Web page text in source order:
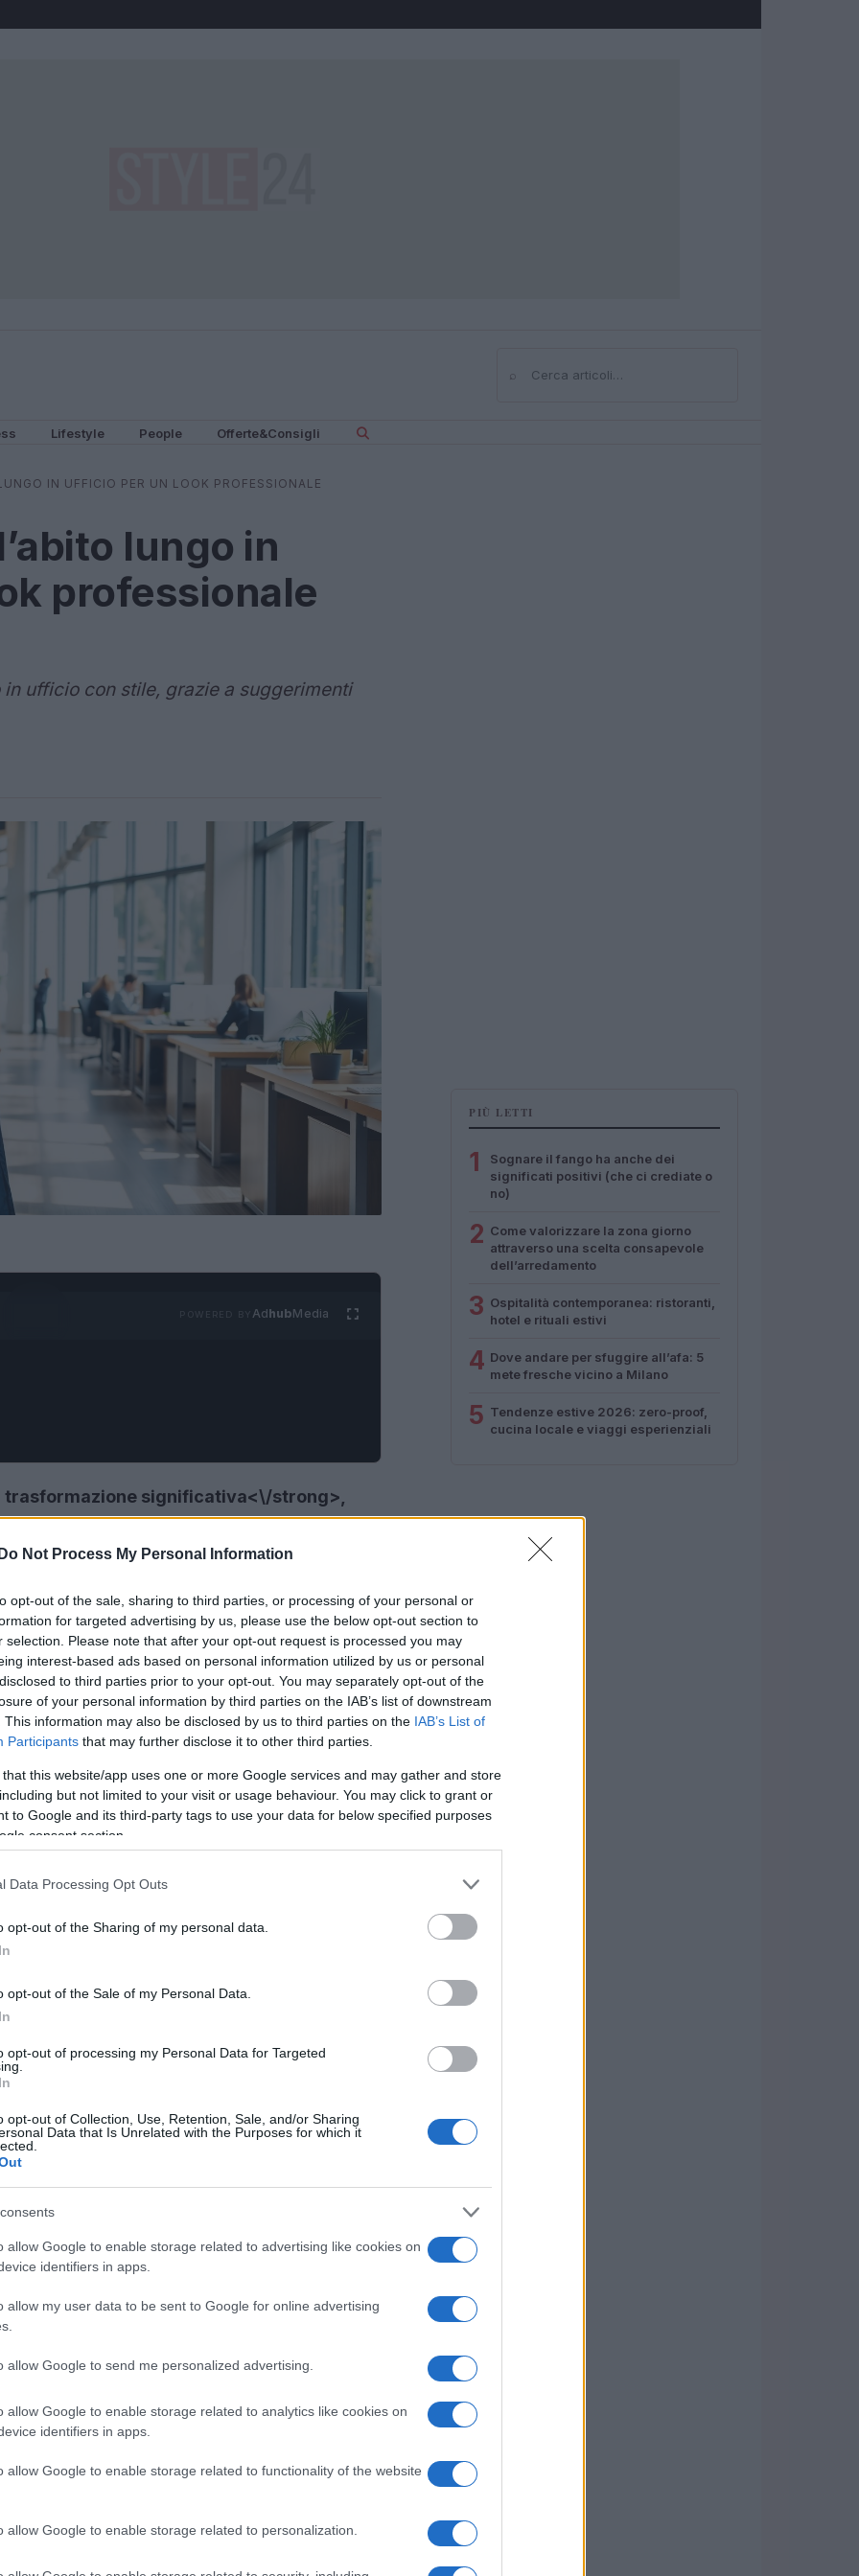
Do Not Process My Personal Information
opt-out of the sale, sharing to third parties, or processing of your personal or
for targeted advertising by us, please use the below opt-out section to
selection. Please note that after your opt-out request is processed you may
interest-based ads based on personal information utilized by us or personal
to third parties prior to your opt-out. You may separately opt-out of the
of your personal information by third parties on the IAB’s list of downstream
This information may also be disclosed by us to third parties on the IAB’s List of
Participants that may further disclose it to other third parties.
that this website/app uses one or more Google services and may gather and store
but not limited to your visit or usage behaviour. You may click to grant or
to Google and its third-party tags to use your data for below specified purposes
consent section.
Data Processing Opt Outs
opt-out of the Sharing of my personal data.
opt-out of the Sale of my Personal Data.
opt-out of processing my Personal Data for Targeted
opt-out of Collection, Use, Retention, Sale, and/or Sharing
Data that Is Unrelated with the Purposes for which it
allow Google to enable storage related to advertising like cookies on
identifiers in apps.
allow my user data to be sent to Google for online advertising
allow Google to send me personalized advertising.
allow Google to enable storage related to analytics like cookies on
identifiers in apps.
allow Google to enable storage related to functionality of the website
allow Google to enable storage related to personalization.
⌕Cerca
Lifestyle People Offerte&Consigli
IN UFFICIO PER UN LOOK PROFESSIONALE
lungo in
professionale
ufficio con stile, grazie a suggerimenti
AdhubMedia
trasformazione significativa<\/strong>,
a eventi formali di conquistare anche gli
lungo<\/strong> non è più esclusivo del
ma può trovare facilmente spazio tra
analizza come indossare con eleganza il
professionale.
un’opzione audace per rompere la
il nero sia considerato un colore sicuro, un
eccessivamente formale. Per evitare tale
può apportare un significativo
un tocco professionale all’outfit.
questo look riesce a trovare il giusto
dimostrando che un abito lungo può
durante le ore lavorative.
un’ottima scelta per il lavoro, a
di stile. Ad esempio, un
vestito floreale
per conferire un tocco più sobrio. Questa
del vestito, rendendolo più appropriato
il look con collant scuri e una borsa a spalla
PIÙ LETTI
1
Sognare il fango ha anche dei
significati positivi (che ci crediate o
no)
2 Come valorizzare la zona giorno
attraverso una scelta consapevole
dell’arredamento
3 Ospitalità contemporanea: ristoranti,
hotel e rituali estivi
4 Dove andare per sfuggire all’afa: 5
mete fresche vicino a Milano
5 Tendenze estive 2026: zero-proof,
cucina locale e viaggi esperienziali